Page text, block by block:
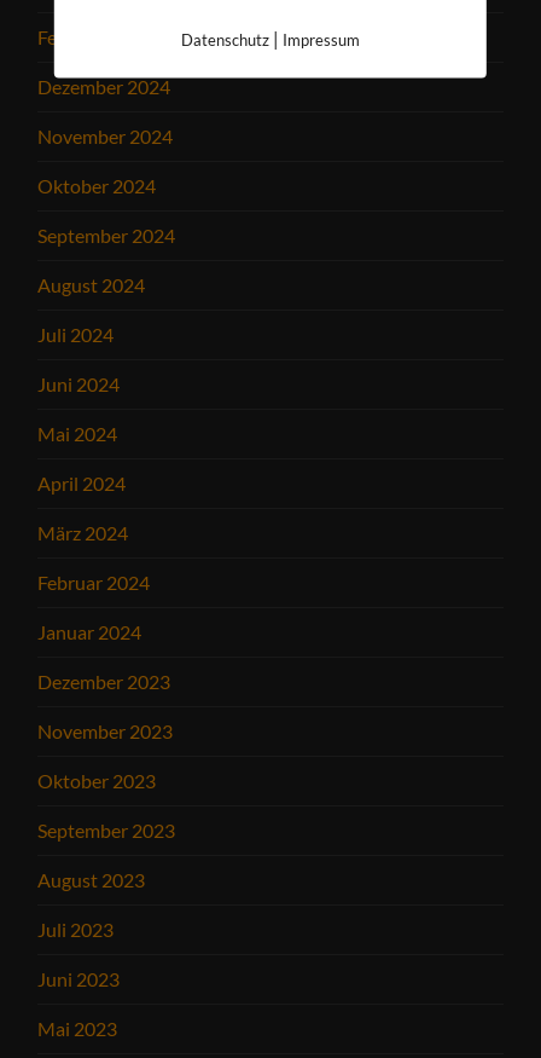
Februar 2025
Dezember 2024
November 2024
Oktober 2024
September 2024
August 2024
Juli 2024
Juni 2024
Mai 2024
April 2024
März 2024
Februar 2024
Januar 2024
Dezember 2023
November 2023
Oktober 2023
September 2023
August 2023
Juli 2023
Juni 2023
Mai 2023
Datenschutz| Impressum